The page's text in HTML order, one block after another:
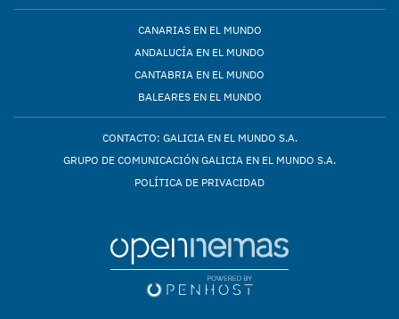
CANARIAS EN EL MUNDO
ANDALUCÍA EN EL MUNDO
CANTABRIA EN EL MUNDO
BALEARES EN EL MUNDO
CONTACTO: GALICIA EN EL MUNDO S.A.
GRUPO DE COMUNICACIÓN GALICIA EN EL MUNDO S.A.
POLÍTICA DE PRIVACIDAD